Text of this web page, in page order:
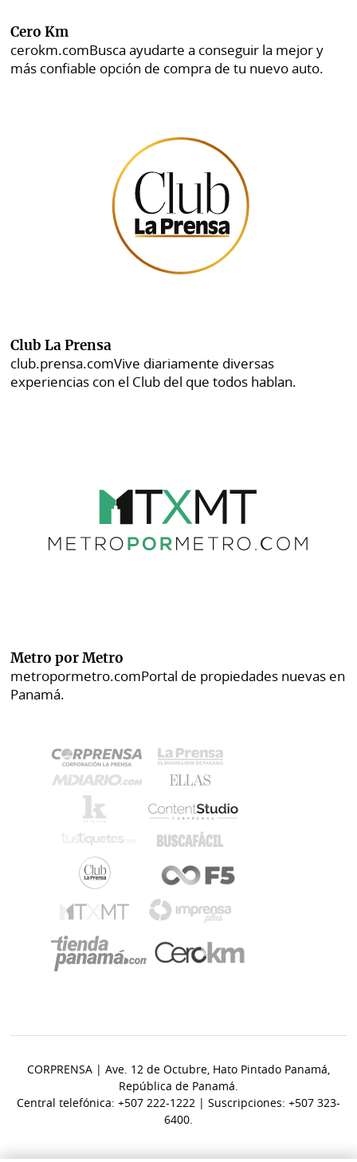
Cero Km
cerokm.comBusca ayudarte a conseguir la mejor y
más confiable opción de compra de tu nuevo auto.
Club La Prensa
club.prensa.comVive diariamente diversas
experiencias con el Club del que todos hablan.
Metro por Metro
metropormetro.comPortal de propiedades nuevas en
Panamá.
CORPRENSA | Ave. 12 de Octubre, Hato Pintado Panamá,
República de Panamá.
Central telefónica: +507 222-1222 | Suscripciones: +507 323-
6400.